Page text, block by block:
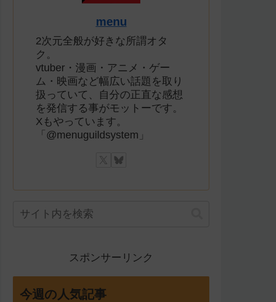
menu
2次元全般が好きな所謂オタ
ク。
vtuber・漫画・アニメ・ゲー
ム・映画など幅広い話題を取り
扱っていて、自分の正直な感想
を発信する事がモットーです。
Xもやっています。
「@menuguildsystem」
スポンサーリンク
今週の人気記事